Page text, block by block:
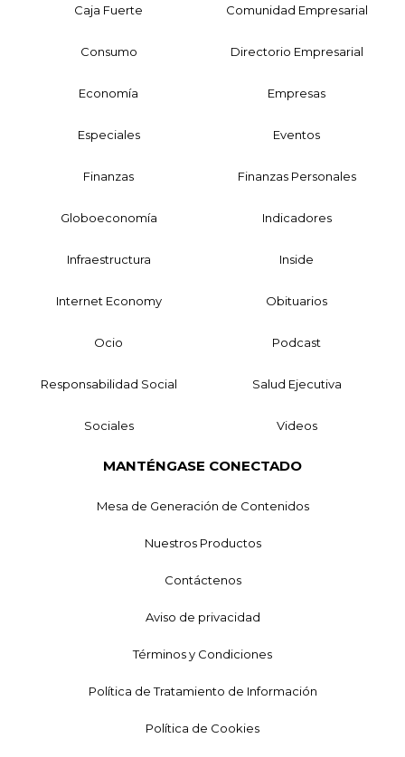
Caja Fuerte Comunidad Empresarial
Consumo Directorio Empresarial
Economía Empresas
Especiales Eventos
Finanzas Finanzas Personales
Globoeconomía Indicadores
Infraestructura Inside
Internet Economy Obituarios
Ocio Podcast
Responsabilidad Social Salud Ejecutiva
Sociales Videos
MANTÉNGASE CONECTADO
Mesa de Generación de Contenidos
Nuestros Productos
Contáctenos
Aviso de privacidad
Términos y Condiciones
Política de Tratamiento de Información
Política de Cookies